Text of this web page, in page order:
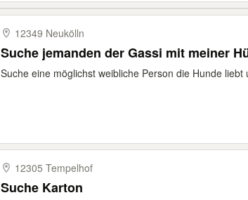
12349 Neukölln
Suche jemanden der Gassi mit meiner
Suche eine möglichst weibliche Person die Hunde
12305 Tempelhof
Suche Karton